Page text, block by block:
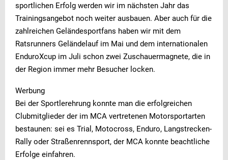
sportlichen Erfolg werden wir im nächsten Jahr das
Trainingsangebot noch weiter ausbauen. Aber auch für die
zahlreichen Geländesportfans haben wir mit dem
Ratsrunners Geländelauf im Mai und dem internationalen
EnduroXcup im Juli schon zwei Zuschauermagnete, die in
der Region immer mehr Besucher locken.
Werbung
Bei der Sportlerehrung konnte man die erfolgreichen
Clubmitglieder der im MCA vertretenen Motorsportarten
bestaunen: sei es Trial, Motocross, Enduro, Langstrecken-
Rally oder Straßenrennsport, der MCA konnte beachtliche
Erfolge einfahren.